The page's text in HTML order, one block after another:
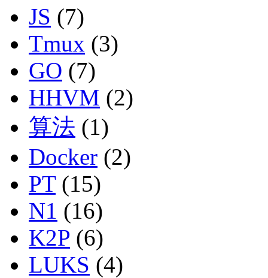
JS (7)
Tmux (3)
GO (7)
HHVM (2)
算法 (1)
Docker (2)
PT(15)
N1 (16)
K2P (6)
LUKS (4)